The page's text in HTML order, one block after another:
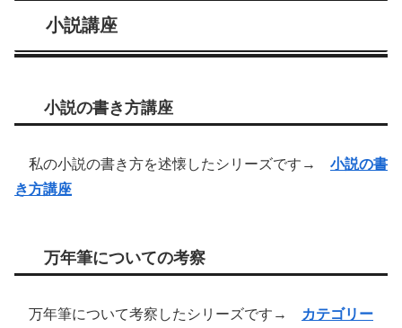
小説講座
小説の書き方講座
私の小説の書き方を述懐したシリーズです→ 小説の書
き方講座
万年筆についての考察
万年筆について考察したシリーズです→ カテゴリー